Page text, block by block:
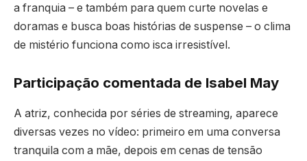
a franquia – e também para quem curte novelas e
doramas e busca boas histórias de suspense – o clima
de mistério funciona como isca irresistível.
Participação comentada de Isabel May
A atriz, conhecida por séries de streaming, aparece
diversas vezes no vídeo: primeiro em uma conversa
tranquila com a mãe, depois em cenas de tensão